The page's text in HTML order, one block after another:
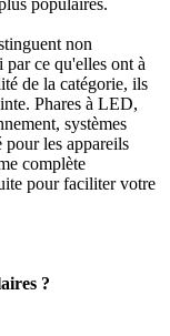
non
par ce qu'elles ont à
de la catégorie, ils
Phares à LED,
systèmes
pour les appareils
complète
pour faciliter votre
?